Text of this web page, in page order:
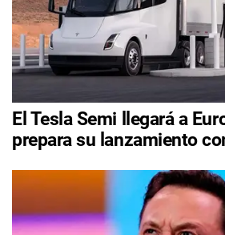
El Tesla Semi llegará a
prepara su lanzamiento